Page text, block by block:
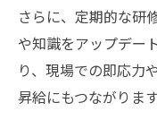
さらに、定期的な研
や知識をアップデー
り、現場での即応力
昇給にもつながります